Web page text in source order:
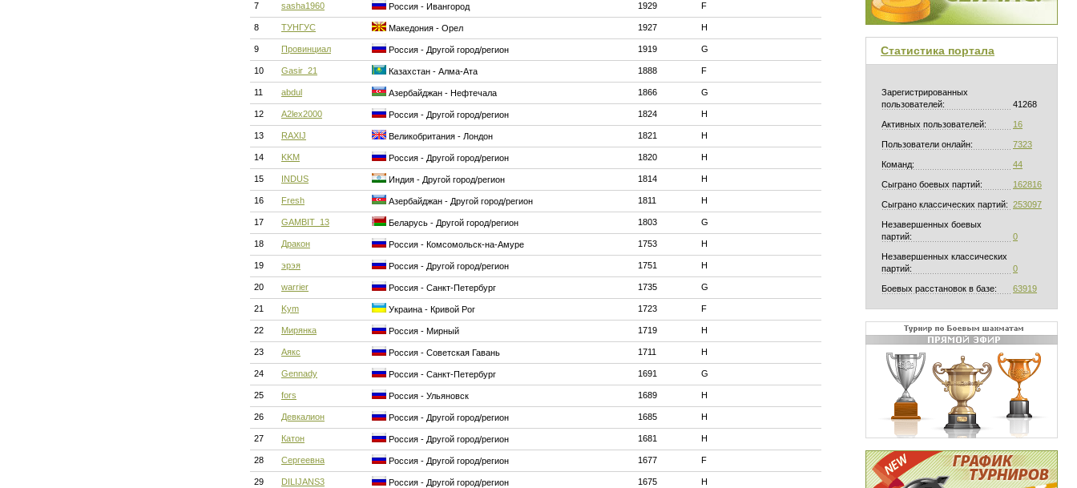
7 sasha1960 Россия - Ивангород 1929 F
8 ТУНГУС Македония - Орел 1927 H
9 Провинциал Россия - Другой город/регион 1919 G
10 Gasir_21 Казахстан - Алма-Ата 1888 F
11 abdul Азербайджан - Нефтечала 1866 G
12 A2lex2000 Россия - Другой город/регион 1824 H
13 RAXIJ Великобритания - Лондон 1821 H
14 KKM Россия - Другой город/регион 1820 H
15 INDUS Индия - Другой город/регион 1814 H
16 Fresh Азербайджан - Другой город/регион 1811 H
17 GAMBIT_13 Беларусь - Другой город/регион 1803 G
18 Дракон Россия - Комсомольск-на-Амуре 1753 H
19 эрэя Россия - Другой город/регион 1751 H
20 warrier Россия - Санкт-Петербург 1735 G
21 Kym Украина - Кривой Рог 1723 F
22 Мирянка Россия - Мирный 1719 H
23 Аякс Россия - Советская Гавань 1711 H
24 Gennady Россия - Санкт-Петербург 1691 G
25 fors Россия - Ульяновск 1689 H
26 Девкалион Россия - Другой город/регион 1685 H
27 Катон Россия - Другой город/регион 1681 H
28 Сергеевна Россия - Другой город/регион 1677 F
29 DILIJANS3 Россия - Другой город/регион 1675 H
Статистика портала
Зарегистрированных
пользователей:
41268
Активных пользователей: 16
Пользователи онлайн: 7323
Команд: 44
Сыграно боевых партий: 162816
Сыграно классических партий: 253097
Незавершенных боевых
партий:
0
Незавершенных классических
партий:
0
Боевых расстановок в базе: 63919